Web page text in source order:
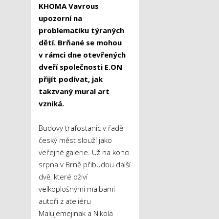
KHOMA Vavrous
upozorní na
problematiku týraných
dětí. Brňané se mohou
v rámci dne otevřených
dveří společnosti E.ON
přijít podívat, jak
takzvaný mural art
vzniká.
Budovy trafostanic v řadě
český měst slouží jako
veřejné galerie. Už na konci
srpna v Brně přibudou další
dvě, které oživí
velkoplošnými malbami
autoři z ateliéru
Malujemejinak a Nikola